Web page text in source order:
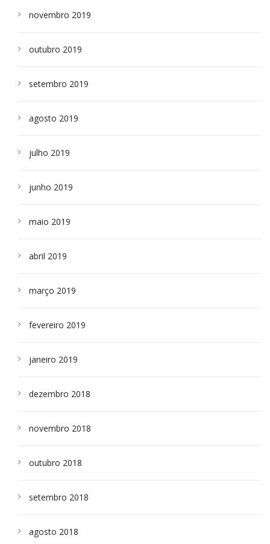
novembro 2019
outubro 2019
setembro 2019
agosto 2019
julho 2019
junho 2019
maio 2019
abril 2019
março 2019
fevereiro 2019
janeiro 2019
dezembro 2018
novembro 2018
outubro 2018
setembro 2018
agosto 2018